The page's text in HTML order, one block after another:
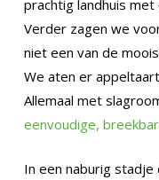
prachtig landhuis
Verder zagen we
niet een van de
We aten er
Allemaal met
eenvoudige,
In een naburig